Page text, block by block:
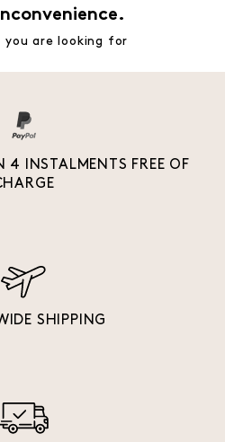
you are looking for
4 INSTALMENTS FREE OF
SHIPPING